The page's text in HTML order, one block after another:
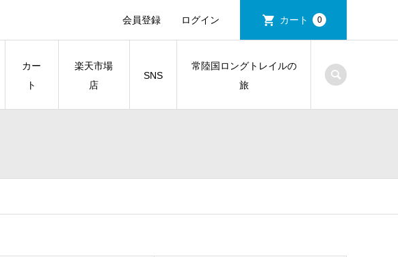
会員登録 ログイン カート 0
カー
ト
楽天市場
店
SNS
常陸国ロングトレイルの
旅